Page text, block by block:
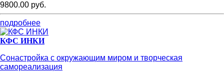
9800.00 руб.
подробнее
КФС ИНКИ
Сонастройка с окружающим миром и творческая
самореализация